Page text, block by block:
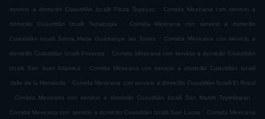
servicio a domicilio Cuautitlán Izcalli Plaza Tepeyac . Comida Mexicana con servicio a
domicilio Cuautitlán Izcalli Tepalcapa . Comida Mexicana con servicio a domicilio
Cuautitlán Izcalli Santa Maria Guadalupe las Torres . Comida Mexicana con servicio a
domicilio Cuautitlán Izcalli Privanza . Comida Mexicana con servicio a domicilio Cuautitlán
Izcalli San Juan Atlamica . Comida Mexicana con servicio a domicilio Cuautitlán Izcalli
Valle de la Hacienda . Comida Mexicana con servicio a domicilio Cuautitlán Izcalli El Rosal
.
Comida Mexicana con servicio a domicilio Cuautitlán Izcalli San Martin Tepetlixpan .
Comida Mexicana con servicio a domicilio Cuautitlán Izcalli San Lucas . Comida Mexicana